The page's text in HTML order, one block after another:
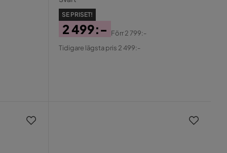
SE PRISET!
Pris
2 499:-
Original
Förr2 799:-
Tidigare lägsta pris 2 499:-